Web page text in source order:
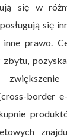
się w
się
prawo.
border